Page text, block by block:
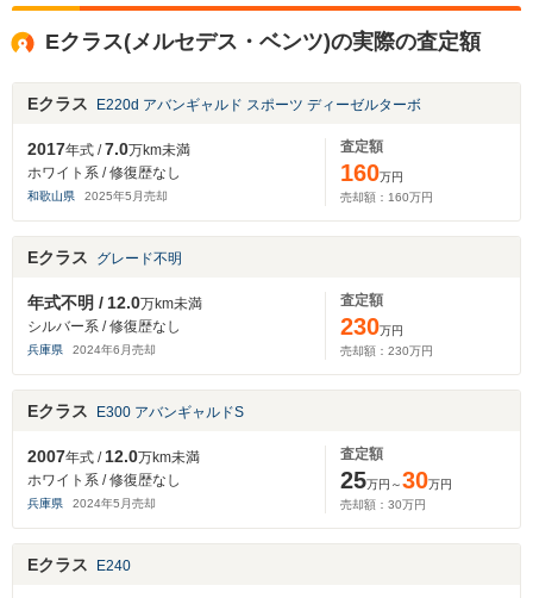
Eクラス(メルセデス・ベンツ)の実際の査定額
Eクラス E220d アバンギャルド スポーツ ディーゼルターボ
2017年式 /7.0万km未満
ホワイト系 / 修復歴なし
和歌山県 2025年5 月売却
査定額
160万円
売却額： 160万円
Eクラス グレード不明
年式不明 /12.0万km未満
シルバー系 / 修復歴なし
兵庫県 2024年6 月売却
査定額
230万円
売却額： 230万円
Eクラス E300 アバンギャルドS
2007年式 /12.0万km未満
ホワイト系 / 修復歴なし
兵庫県 2024年5 月売却
査定額
25万円～30万円
売却額： 30万円
Eクラス E240